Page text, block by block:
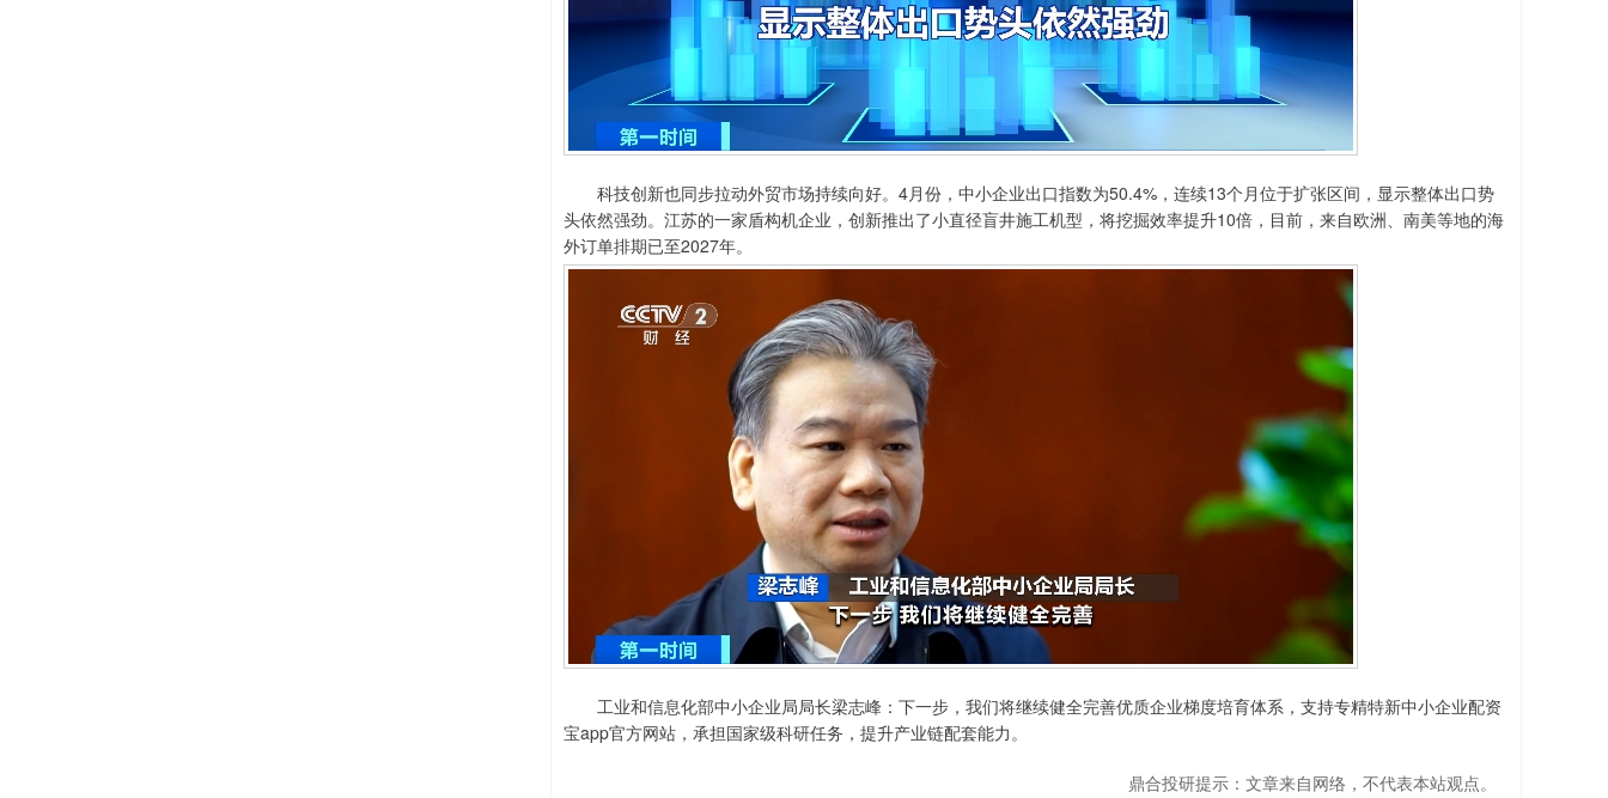
科技创新也同步拉动外贸市场持续向好。4月份，中小企业出口指数为50.4%，连续13个月位于扩张区间，显示整体出口势
头依然强劲。江苏的一家盾构机企业，创新推出了小直径盲井施工机型，将挖掘效率提升10倍，目前，来自欧洲、南美等地的海
外订单排期已至2027年。
工业和信息化部中小企业局局长梁志峰：下一步，我们将继续健全完善优质企业梯度培育体系，支持专精特新中小企业配资
宝app官方网站，承担国家级科研任务，提升产业链配套能力。
鼎合投研提示：文章来自网络，不代表本站观点。